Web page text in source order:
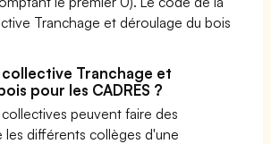
Tranchage et déroulage du bois
Tranchage et
pour les CADRES ?
peuvent faire des
les différents collèges d'une